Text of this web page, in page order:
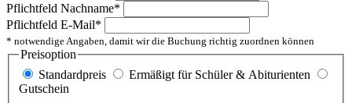
Pflichtfeld Nachname*
Pflichtfeld E-Mail*
* notwendige Angaben, damit wir die Buchung richtig zuordnen können
Preisoption
Standardpreis
Ermäßigt für Schüler & Abiturienten
Gutschein